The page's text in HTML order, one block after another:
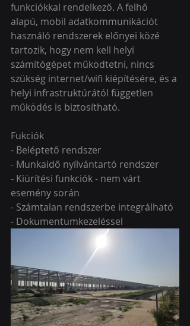
funkciókkal rendelkező. A felhő
alapú, mobil adatkommunikációt
használó rendszerek előnyei közé
tartozik, hogy nem kell helyi
számítógépet működtetni, nincs
szükség internet/wifi kiépítésére, és a
helyi infrastruktúrától független
működés is biztosítható.
Fukciók
- Beléptető rendszer
- Munkaidő nyílvántartó rendszer
- Kiürítési funkciók - nem várt
esemény során
- Számtalan rendszerbe integrálható
- Dokumentumkezeléssel